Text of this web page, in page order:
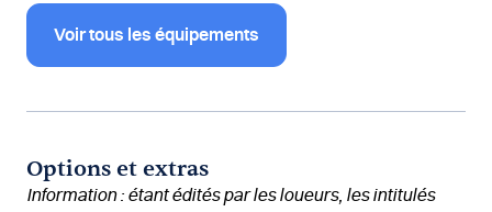
Voir tous les équipements
Options et extras
Information : étant édités par les loueurs, les intitulés